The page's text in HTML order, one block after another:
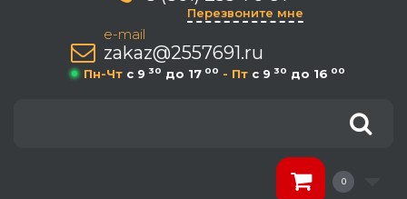
Перезвоните мне
e-mail
zakaz@2557691.ru
Пн-Чт c 9 30 до 17 00 - Пт c 9 30 до 16 00
0